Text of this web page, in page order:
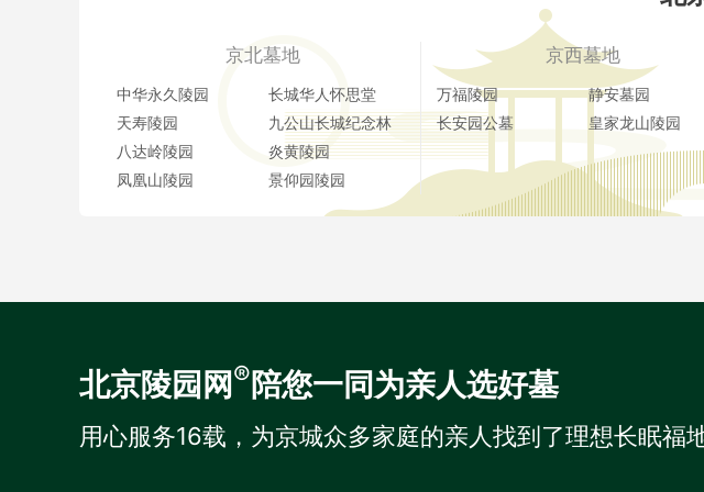
京北墓地
中华永久陵园
长城华人怀思堂
天寿陵园
九公山长城纪念林
八达岭陵园
炎黄陵园
凤凰山陵园
景仰园陵园
京西墓地
万福陵园
静安墓园
长安园公墓
皇家龙山陵园
北京陵园网 ®陪您一同为亲人选好墓
用心服务16载，为京城众多家庭的亲人找到了理想长眠福